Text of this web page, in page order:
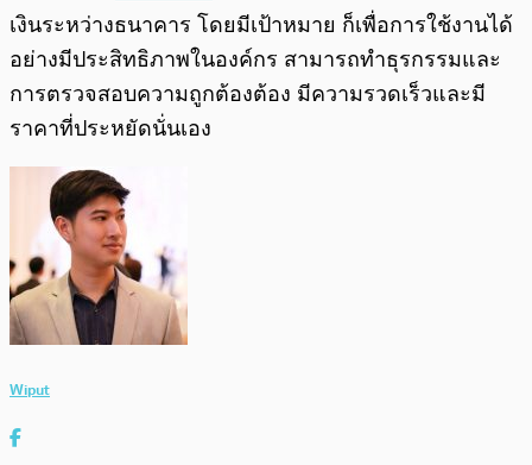
เงินระหว่างธนาคาร โดยมีเป้าหมาย ก็เพื่อการใช้งานได้
อย่างมีประสิทธิภาพในองค์กร สามารถทำธุรกรรมและ
การตรวจสอบความถูกต้องต้อง มีความรวดเร็วและมี
ราคาที่ประหยัดนั่นเอง
Wiput